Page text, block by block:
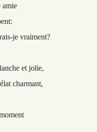
amie
je vraiment?
et jolie,
charmant,